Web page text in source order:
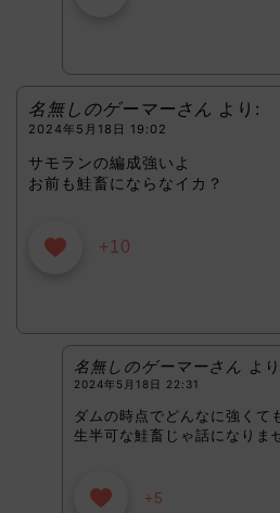
名無しのゲーマーさん より:
2024年5月18日 19:02
サモランの編成強いよ
お前も鮭畜にならなイカ？
+10
名無しのゲーマーさん よ
2024年5月18日 22:31
ダムの時点でどんなに強くて
生半可な鮭畜じゃ話になりま
+5